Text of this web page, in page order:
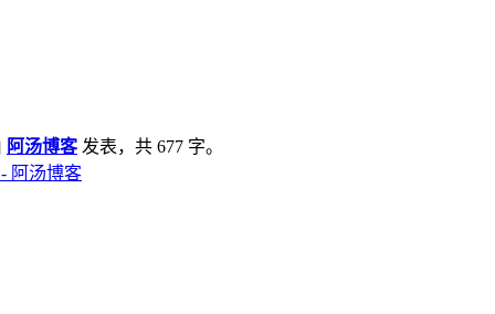
阿汤博客发表，共 677 字。
阿汤博客